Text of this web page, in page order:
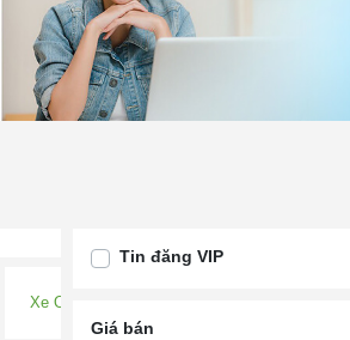
Xe Oto Vũng Tàu
Tin đăng VIP
Giá bán